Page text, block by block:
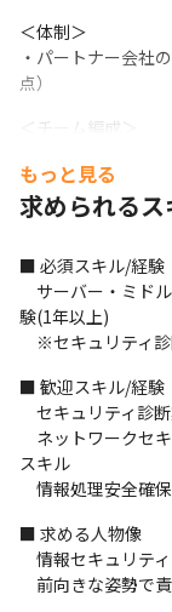
＜体制＞
・パートナー会社
点）
＜チーム編成＞
①	機能レンタルチーム：エンドポイントセキュリティなど各種情
報セキュリティサ
を目的とした各種
提供する  チーム
・プラットフォ
・webアプリケ
※今回のポジショ
当の診断技術者です
＜コミュニケーシ
・部門業務につい
入社後しっかりと
イン学習サービス
によるスキルアッ
■ この仕事の面白
高度化するサイバ
もっと見る
求められる
■ 必須スキル/経験
サーバー・ミド
験(1年以上)
※セキュリティ診
■ 歓迎スキル/経験
セキュリティ診
ネットワークセ
スキル
情報処理安全確
■ 求める人物像
情報セキュリテ
前向きな姿勢で